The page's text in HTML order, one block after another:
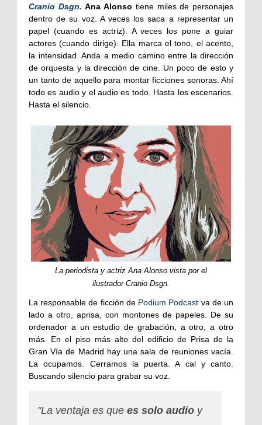
Cranio Dsgn. Ana Alonso tiene miles de personajes
dentro de su voz. A veces los saca a representar un
papel (cuando es actriz). A veces los pone a guiar
actores (cuando dirige). Ella marca el tono, el acento,
la intensidad. Anda a medio camino entre la dirección
de orquesta y la dirección de cine. Un poco de esto y
un tanto de aquello para montar ficciones sonoras. Ahí
todo es audio y el audio es todo. Hasta los escenarios.
Hasta el silencio.
La periodista y actriz Ana Alonso vista por el
ilustrador Cranio Dsgn.
La responsable de ficción de Podium Podcast va de un
lado a otro, aprisa, con montones de papeles. De su
ordenador a un estudio de grabación, a otro, a otro
más. En el piso más alto del edificio de Prisa de la
Gran Vía de Madrid hay una sala de reuniones vacía.
La ocupamos. Cerramos la puerta. A cal y canto.
Buscando silencio para grabar su voz.
"La ventaja es que es solo audio y